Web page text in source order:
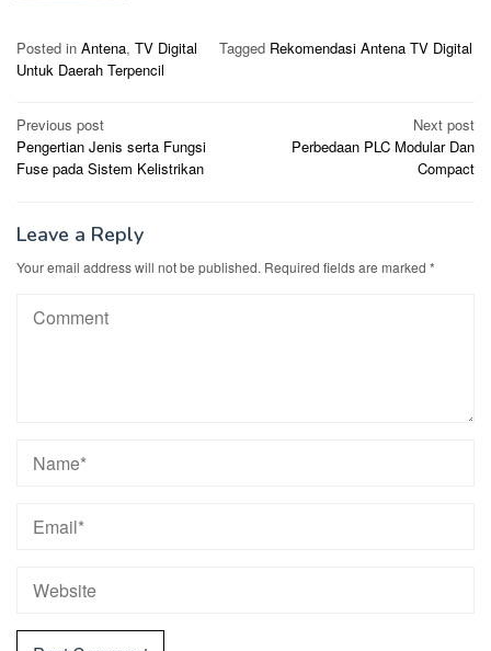
Posted in Antena, TV Digital Tagged Rekomendasi Antena TV Digital
Untuk Daerah Terpencil
Post
navigation
Previous post
Pengertian Jenis serta Fungsi
Fuse pada Sistem Kelistrikan
Next post
Perbedaan PLC Modular Dan
Compact
Leave a Reply
Your email address will not be published. Required fields are marked *